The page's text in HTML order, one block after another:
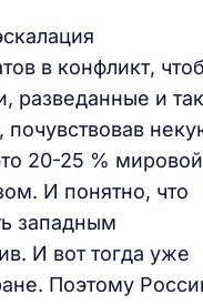
в конфликт,
разведанные и так
20-25 % мировой
И понятно, что
западным
И вот тогда уже
Поэтому